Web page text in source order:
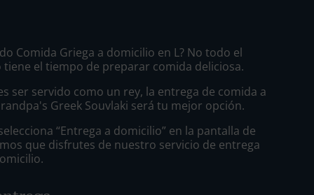
Comida Griega a domicilio en L? No todo el
tiene el tiempo de preparar comida deliciosa.
ser servido como un rey, la entrega de comida a
Greek Souvlaki será tu mejor opción.
“Entrega a domicilio” en la pantalla de
que disfrutes de nuestro servicio de entrega